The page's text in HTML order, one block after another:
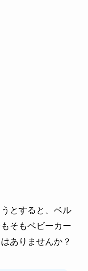
とすると、ベル
そもベビーカー
ありませんか？